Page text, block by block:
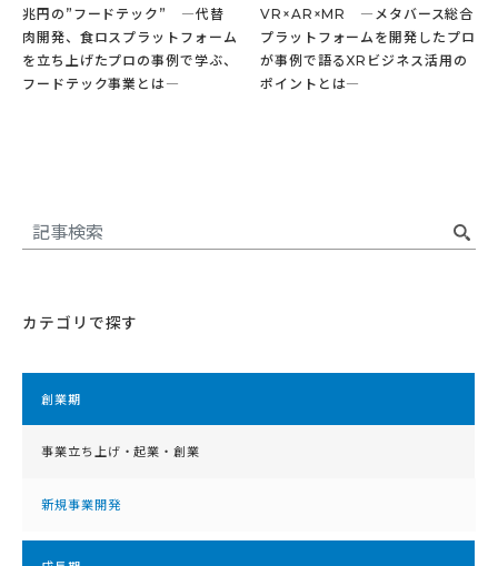
兆円の”フードテック” ―代替
肉開発、食ロスプラットフォーム
を立ち上げたプロの事例で学ぶ、
フードテック事業とは―
VR×AR×MR ―メタバース総合
プラットフォームを開発したプロ
が事例で語るXRビジネス活用の
ポイントとは―
カテゴリで探す
創業期
事業立ち上げ・起業・創業
新規事業開発